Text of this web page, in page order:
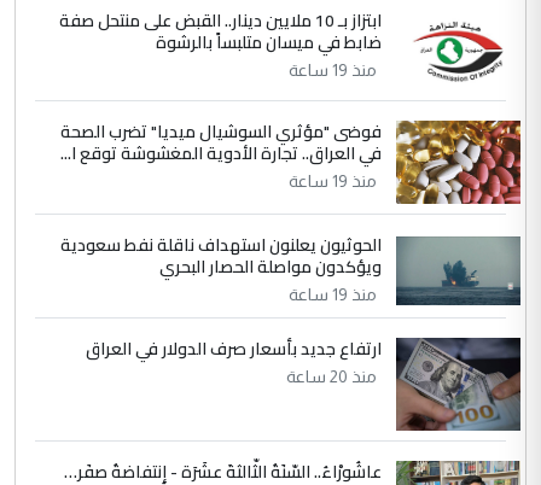
التعليق : هذه الزيارة تنفع لبنان، دون الشعب
العراقي، الذي احترق بحر الصيف، في حين
حكومة الزيدي ...
الموضوع :
نواف سلام في بغداد.. "الفيول" مقابل
تصدير النفط العراقي
ابتزاز بـ 10 ملايين دينار.. القبض على منتحل صفة
ضابط في ميسان متلبساً بالرشوة
منذ 19 ساعة
فوضى "مؤثري السوشيال ميديا" تضرب الصحة
في العراق.. تجارة الأدوية المغشوشة توقع ا...
منذ 19 ساعة
الحوثيون يعلنون استهداف ناقلة نفط سعودية
ويؤكدون مواصلة الحصار البحري
منذ 19 ساعة
ارتفاع جديد بأسعار صرف الدولار في العراق
منذ 20 ساعة
عاشُورْاءُ.. السّنَةُ الثّالثةَ عشَرَة - إِنتفاضةُ صفَر…